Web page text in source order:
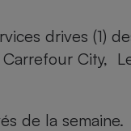
drives (1)
City,
de la semaine.